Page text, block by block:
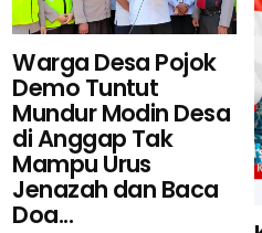
Warga Desa Pojok
Demo Tuntut
Mundur Modin Desa
di Anggap Tak
Mampu Urus
Jenazah dan Baca
Doa...